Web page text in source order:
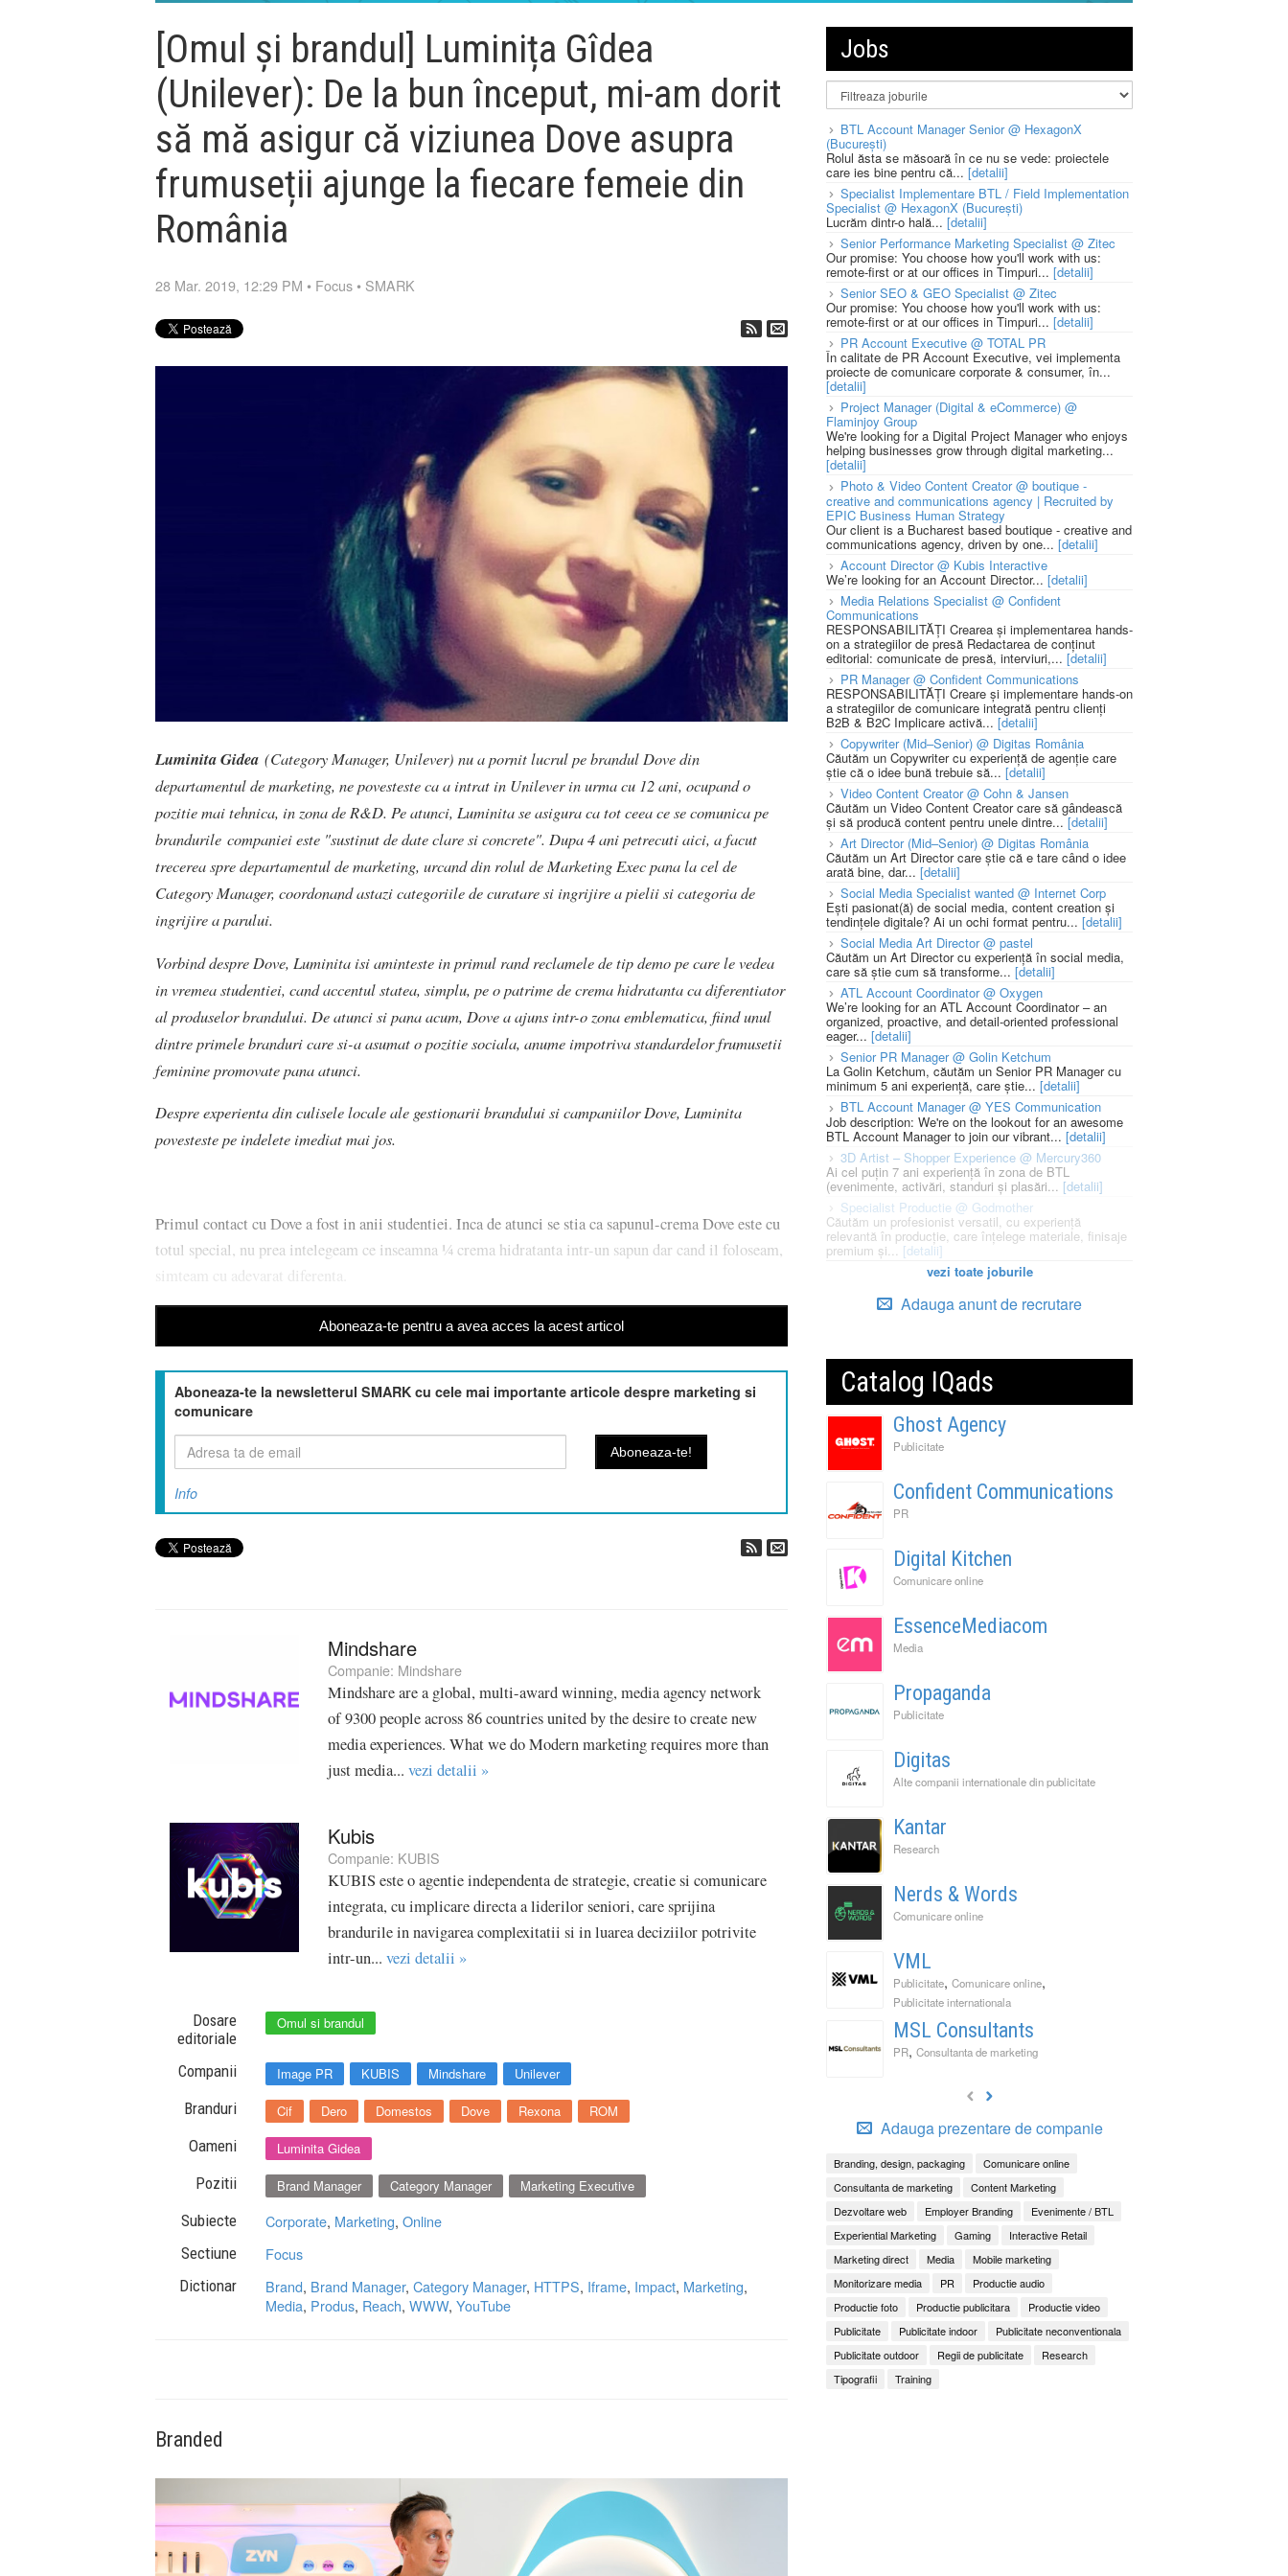
[Omul și brandul] Luminița Gîdea
(Unilever): De la bun început, mi-am dorit
să mă asigur că viziunea Dove asupra
frumuseții ajunge la fiecare femeie din
România
28 Mar. 2019, 12:29 PM • Focus • SMARK
Luminita Gidea (Category Manager, Unilever) nu a pornit lucrul pe brandul Dove din
departamentul de marketing, ne povesteste ca a intrat in Unilever in urma cu 12 ani, ocupand o
pozitie mai tehnica, in zona de R&D. Pe atunci, Luminita se asigura ca tot ceea ce se comunica pe
brandurile companiei este "sustinut de date clare si concrete". Dupa 4 ani petrecuti aici, a facut
trecerea spre departamentul de marketing, urcand din rolul de Marketing Exec pana la cel de
Category Manager, coordonand astazi categoriile de curatare si ingrijire a pielii si categoria de
ingrijire a parului.
Vorbind despre Dove, Luminita isi aminteste in primul rand reclamele de tip demo pe care le vedea
in vremea studentiei, cand accentul statea, simplu, pe o patrime de crema hidratanta ca diferentiator
al produselor brandului. De atunci si pana acum, Dove a ajuns intr-o zona emblematica, fiind unul
dintre primele branduri care si-a asumat o pozitie sociala, anume impotriva standardelor frumusetii
feminine promovate pana atunci.
Despre experienta din culisele locale ale gestionarii brandului si campaniilor Dove, Luminita
povesteste pe indelete imediat mai jos.
Primul contact cu Dove a fost in anii studentiei. Inca de atunci se stia ca sapunul-crema Dove este cu
totul special, nu prea intelegeam ce inseamna ¼ crema hidratanta intr-un sapun dar cand il foloseam,
simteam cu adevarat diferenta.
Aboneaza-te pentru a avea acces la acest articol
Aboneaza-te la newsletterul SMARK cu cele mai importante articole despre marketing si
comunicare
Info
Mindshare
Companie: Mindshare
Mindshare are a global, multi-award winning, media agency network
of 9300 people across 86 countries united by the desire to create new
media experiences. What we do Modern marketing requires more than
just media... vezi detalii »
Kubis
Companie: KUBIS
KUBIS este o agentie independenta de strategie, creatie si comunicare
integrata, cu implicare directa a liderilor seniori, care sprijina
brandurile in navigarea complexitatii si in luarea deciziilor potrivite
intr-un... vezi detalii »
Dosare
editoriale
Omul si brandul
Companii Image PR KUBIS Mindshare Unilever
Branduri Cif Dero Domestos Dove Rexona ROM
Oameni Luminita Gidea
Pozitii Brand Manager Category Manager Marketing Executive
Subiecte Corporate, Marketing, Online
Sectiune Focus
Dictionar Brand, Brand Manager, Category Manager, HTTPS, Iframe, Impact, Marketing,
Media, Produs, Reach, WWW, YouTube
Branded
Jobs
BTL Account Manager Senior @ HexagonX
(București)
Rolul ăsta se măsoară în ce nu se vede: proiectele
care ies bine pentru că... [detalii]
Specialist Implementare BTL / Field Implementation
Specialist @ HexagonX (București)
Lucrăm dintr-o hală... [detalii]
Senior Performance Marketing Specialist @ Zitec
Our promise: You choose how you'll work with us:
remote-first or at our offices in Timpuri... [detalii]
Senior SEO & GEO Specialist @ Zitec
Our promise: You choose how you'll work with us:
remote-first or at our offices in Timpuri... [detalii]
PR Account Executive @ TOTAL PR
În calitate de PR Account Executive, vei implementa
proiecte de comunicare corporate & consumer, în...
[detalii]
Project Manager (Digital & eCommerce) @
Flaminjoy Group
We're looking for a Digital Project Manager who enjoys
helping businesses grow through digital marketing...
[detalii]
Photo & Video Content Creator @ boutique -
creative and communications agency | Recruited by
EPIC Business Human Strategy
Our client is a Bucharest based boutique - creative and
communications agency, driven by one... [detalii]
Account Director @ Kubis Interactive
We’re looking for an Account Director... [detalii]
Media Relations Specialist @ Confident
Communications
RESPONSABILITĂȚI Crearea și implementarea hands-
on a strategiilor de presă Redactarea de conținut
editorial: comunicate de presă, interviuri,... [detalii]
PR Manager @ Confident Communications
RESPONSABILITĂȚI Creare și implementare hands-on
a strategiilor de comunicare integrată pentru clienți
B2B & B2C Implicare activă... [detalii]
Copywriter (Mid–Senior) @ Digitas România
Căutăm un Copywriter cu experiență de agenție care
știe că o idee bună trebuie să... [detalii]
Video Content Creator @ Cohn & Jansen
Căutăm un Video Content Creator care să gândească
și să producă content pentru unele dintre...[detalii]
Art Director (Mid–Senior) @ Digitas România
Căutăm un Art Director care știe că e tare când o idee
arată bine, dar... [detalii]
Social Media Specialist wanted @ Internet Corp
Ești pasionat(ă) de social media, content creation și
tendințele digitale? Ai un ochi format pentru... [detalii]
Social Media Art Director @ pastel
Căutăm un Art Director cu experiență în social media,
care să știe cum să transforme... [detalii]
ATL Account Coordinator @ Oxygen
We’re looking for an ATL Account Coordinator – an
organized, proactive, and detail-oriented professional
eager... [detalii]
Senior PR Manager @ Golin Ketchum
La Golin Ketchum, căutăm un Senior PR Manager cu
minimum 5 ani experiență, care știe... [detalii]
BTL Account Manager @ YES Communication
Job description: We're on the lookout for an awesome
BTL Account Manager to join our vibrant... [detalii]
3D Artist – Shopper Experience @ Mercury360
Ai cel puțin 7 ani experiență în zona de BTL
(evenimente, activări, standuri și plasări... [detalii]
Specialist Productie @ Godmother
Căutăm un profesionist versatil, cu experiență
relevantă în producție, care înțelege materiale, finisaje
premium și... [detalii]
vezi toate joburile
Adauga anunt de recrutare
Catalog IQads
Ghost Agency
Publicitate
Confident Communications
PR
Digital Kitchen
Comunicare online
EssenceMediacom
Media
Propaganda
Publicitate
Digitas
Alte companii internationale din publicitate
Kantar
Research
Nerds & Words
Comunicare online
VML
Publicitate, Comunicare online,
Publicitate internationala
MSL Consultants
PR, Consultanta de marketing
Adauga prezentare de companie
Branding, design, packaging
Comunicare online
Consultanta de marketing
Content Marketing
Dezvoltare web
Employer Branding
Evenimente / BTL
Experiential Marketing
Gaming
Interactive Retail
Marketing direct
Media
Mobile marketing
Monitorizare media
PR
Productie audio
Productie foto
Productie publicitara
Productie video
Publicitate
Publicitate indoor
Publicitate neconventionala
Publicitate outdoor
Regii de publicitate
Research
Tipografii
Training